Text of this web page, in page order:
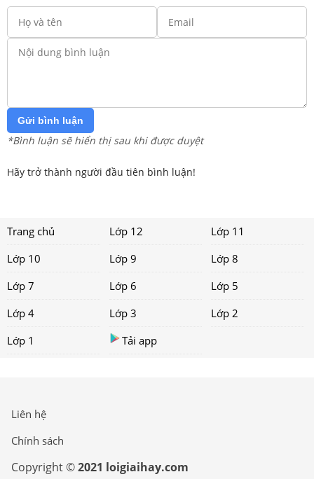
Gửi bình luận
*Bình luận sẽ hiển thị sau khi được duyệt
Hãy trở thành người đầu tiên bình luận!
Trang chủ Lớp 12
Lớp 11
Lớp 10
Lớp 9
Lớp 8
Lớp 7
Lớp 6
Lớp 5
Lớp 4
Lớp 3
Lớp 2
Lớp 1
Tải app
Liên hệ
Chính sách
Copyright ©2021 loigiaihay.com